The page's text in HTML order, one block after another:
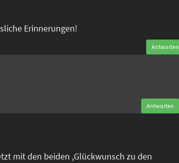
Erinnerungen!
Antworten
Antworten
mit den beiden ,Glückwunsch zu den